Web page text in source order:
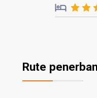
Rute